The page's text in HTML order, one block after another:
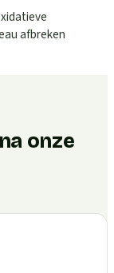
afbreken
onze